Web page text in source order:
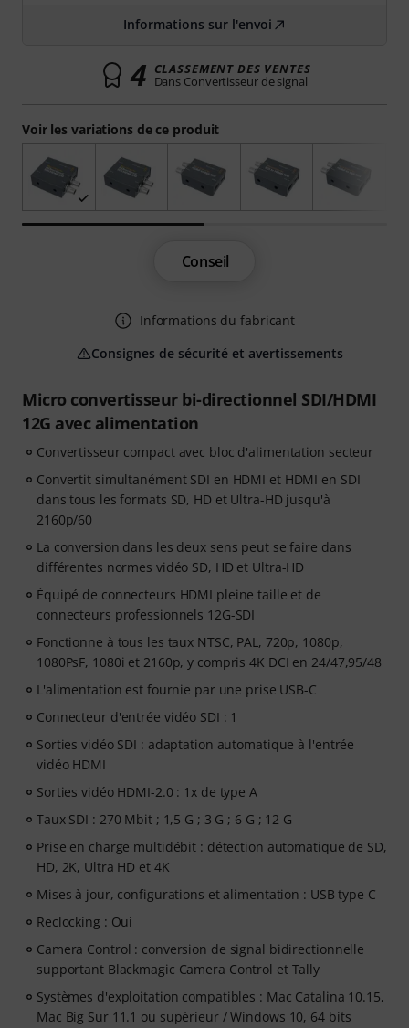
Micro convertisseur bi-directionnel SDI/HDMI
12G avec alimentation
Convertisseur compact avec bloc d'alimentation secteur
Convertit simultanément SDI en HDMI et HDMI en SDI
dans tous les formats SD, HD et Ultra-HD jusqu'à
2160p/60
La conversion dans les deux sens peut se faire dans
différentes normes vidéo SD, HD et Ultra-HD
Équipé de connecteurs HDMI pleine taille et de
connecteurs professionnels 12G-SDI
Fonctionne à tous les taux NTSC, PAL, 720p, 1080p,
1080PsF, 1080i et 2160p, y compris 4K DCI en 24/47,95/48
L'alimentation est fournie par une prise USB-C
Connecteur d'entrée vidéo SDI : 1
Sorties vidéo SDI : adaptation automatique à l'entrée
vidéo HDMI
Sorties vidéo HDMI-2.0 : 1x de type A
Taux SDI : 270 Mbit ; 1,5 G ; 3 G ; 6 G ; 12 G
Prise en charge multidébit : détection automatique de SD,
HD, 2K, Ultra HD et 4K
Mises à jour, configurations et alimentation : USB type C
Reclocking : Oui
Camera Control : conversion de signal bidirectionnelle
supportant Blackmagic Camera Control et Tally
Systèmes d'exploitation compatibles : Mac Catalina 10.15,
Mac Big Sur 11.1 ou supérieur / Windows 10, 64 bits
Voir les variations de ce produit
Informations sur l'envoi
4 CLASSEMENT DES VENTES
Dans Convertisseur de signal
Conseil
Informations du fabricant
Consignes de sécurité et avertissements